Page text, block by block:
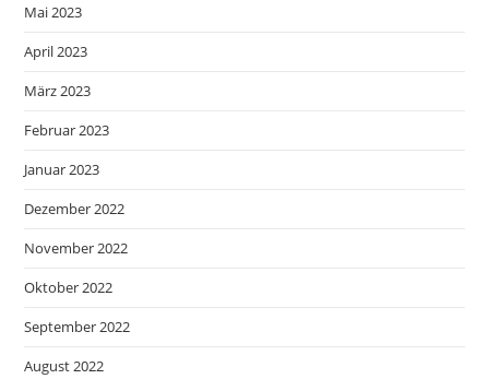
Mai 2023
April 2023
März 2023
Februar 2023
Januar 2023
Dezember 2022
November 2022
Oktober 2022
September 2022
August 2022